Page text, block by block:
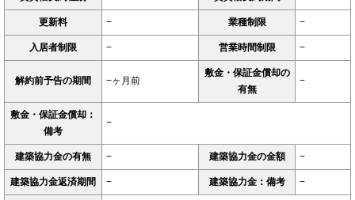
更新料 − 業種制限 −
入居者制限 − 営業時間制限 −
解約前予告の期間 −ヶ月前
敷金・保証金償却の
有無
−
敷金・保証金償却：
備考
−
建築協力金の有無 − 建築協力金の金額 −
建築協力金返済期間 − 建築協力金：備考 −